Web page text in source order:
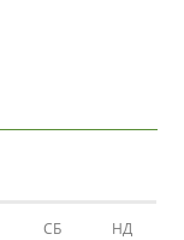
СБ НД